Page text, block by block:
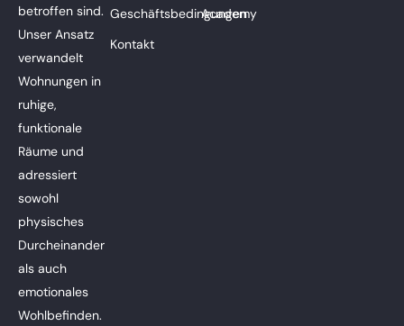
betroffen sind.
Unser Ansatz
verwandelt
Wohnungen in
ruhige,
funktionale
Räume und
adressiert
sowohl
physisches
Durcheinander
als auch
emotionales
Wohlbefinden.
Geschäftsbedingungen
Kontakt
Academy